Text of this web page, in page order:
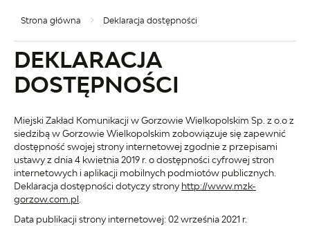
Strona główna Deklaracja dostępności
DEKLARACJA
DOSTĘPNOŚCI
Miejski Zakład Komunikacji w Gorzowie Wielkopolskim Sp. z o.o z
siedzibą w Gorzowie Wielkopolskim zobowiązuje się zapewnić
dostępność swojejstrony internetowejzgodnie z przepisami
ustawy z dnia 4 kwietnia 2019 r. o dostępności cyfrowej stron
internetowych i aplikacji mobilnych podmiotów publicznych.
Deklaracja dostępności dotyczy strony http://www.mzk-
gorzow.com.pl
Data publikacji strony internetowej:02 września 2021 r.